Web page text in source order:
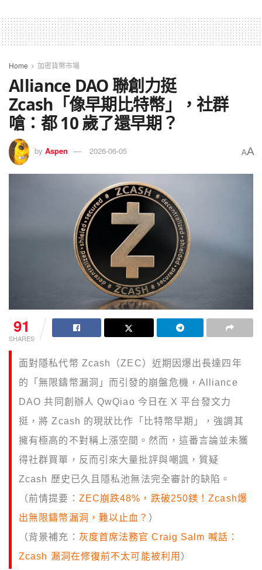
Home 加密貨幣市場
Alliance DAO 聯創力挺
Zcash「像早期比特幣」，社群
嗆：都 10 歲了還早期？
by Aspen 2026-06-05 AA
91
SHARES
面對隱私代幣 Zcash（ZEC）近期因爆出長達四年
的「無限鑄幣漏洞」而引發的崩盤危機，Alliance
DAO 共同創辦人 QwQiao 今日在 X 平台發文力
挺，將 Zcash 的現狀比作「比特幣早期」，強調其
擁有極高的不對稱上漲空間。然而，這番言論並未獲
得社群買單，反而引來大量批評與嘲諷，質疑
Zcash 歷史已久且隱私池無法完全審計的缺陷。
（前情提要： ZEC崩跌48%，跌破250鎂！Zcash爆
出無限鑄幣漏洞，難以止血？ ）
（背景補充： 灰度首席法務官 Craig Salm 喊話：
Zcash 漏洞在修復前不太可能被利用 ）